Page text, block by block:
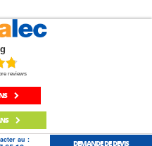
reviews
au : DEMANDE DE DEVIS